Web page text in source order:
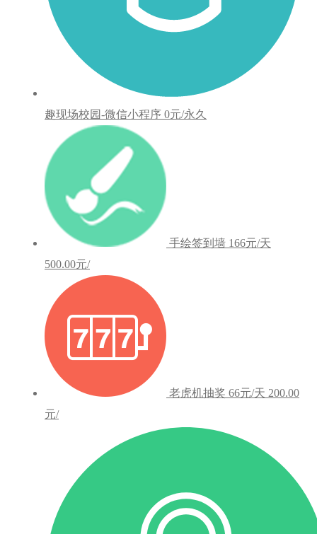
趣现场校园-微信小程序 0元/永久
手绘签到墙 166元/天
500.00元/
老虎机抽奖 66元/天 200.00
元/